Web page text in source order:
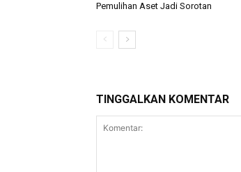
Pemulihan Aset Jadi Sorotan
TINGGALKAN KOMENTAR